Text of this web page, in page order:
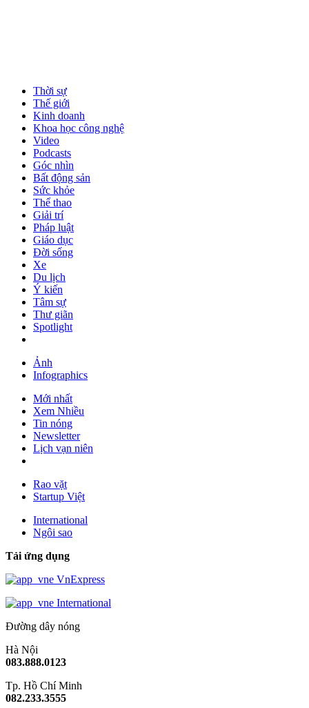
Thời sự
Thế giới
Kinh doanh
Khoa học công nghệ
Video
Podcasts
Góc nhìn
Bất động sản
Sức khỏe
Thể thao
Giải trí
Pháp luật
Giáo dục
Đời sống
Xe
Du lịch
Ý kiến
Tâm sự
Thư giãn
Spotlight
Ảnh
Infographics
Mới nhất
Xem Nhiều
Tin nóng
Newsletter
Lịch vạn niên
Rao vặt
Startup Việt
International
Ngôi sao
Tải ứng dụng
VnExpress
International
Đường dây nóng
Hà Nội
083.888.0123
Tp. Hồ Chí Minh
082.233.3555